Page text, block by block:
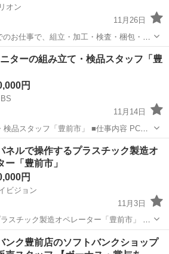
オン
11月26日
のお仕事で、組立・加工・検査・梱包・仕
す。 大手メーカーを中心に自動車・半導
種も幅広いです。 仕事はじっくりコツコ
単純作業
ターの組み立て・検品スタッフ「豊
円
11月14日
フ「豊前市」 ■仕事内容 PC用
タッフとして、部品の組み立て作業、動
を担当します。 正確で効率的な作業を通
未経験
ネルで操作するプラスチック製造オ
ー「豊前市」
円
ビジョン
11月3日
スチック製造オペレーター「豊前市」 ■
して操作するプラスチック製造オペレー
し、プラスチック製品の加工や成形を行
オペレーター
ンク豊前店のソフトバンクショップ